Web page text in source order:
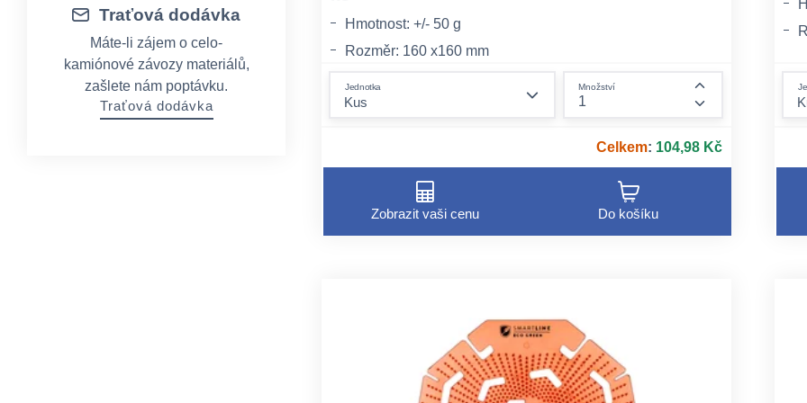
Traťová dodávka
Máte-li zájem o celo-
kamiónové závozy materiálů,
zašlete nám poptávku.
Traťová dodávka
Hmotnost: +/- 50 g
Rozměr: 160 x160 mm
Jednotka Množství
form.increase-
Celkem: 104,98 Kč
Zobrazit vaši cenu Do košíku